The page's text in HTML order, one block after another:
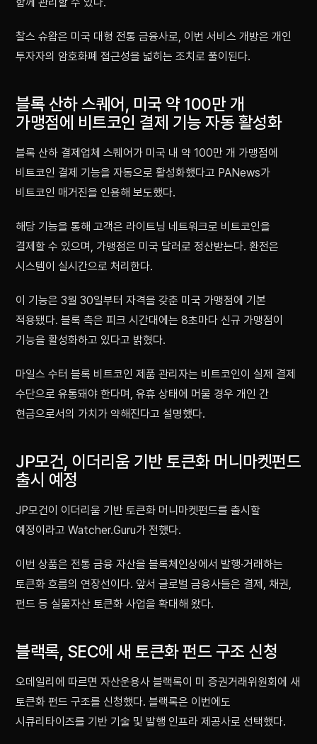
찰스 슈왑은 미국 대형 전통 금융사로, 이번 서비스 개방은 개인
투자자의 암호화폐 접근성을 넓히는 조치로 풀이된다.
블록 산하 스퀘어, 미국 약 100만 개
가맹점에 비트코인 결제 기능 자동 활성화
블록 산하 결제업체 스퀘어가 미국 내 약 100만 개 가맹점에
비트코인 결제 기능을 자동으로 활성화했다고 PANews가
비트코인 매거진을 인용해 보도했다.
해당 기능을 통해 고객은 라이트닝 네트워크로 비트코인을
결제할 수 있으며, 가맹점은 미국 달러로 정산받는다. 환전은
시스템이 실시간으로 처리한다.
이 기능은 3월 30일부터 자격을 갖춘 미국 가맹점에 기본
적용됐다. 블록 측은 피크 시간대에는 8초마다 신규 가맹점이
기능을 활성화하고 있다고 밝혔다.
마일스 수터 블록 비트코인 제품 관리자는 비트코인이 실제 결제
수단으로 유통돼야 한다며, 유휴 상태에 머물 경우 개인 간
현금으로서의 가치가 약해진다고 설명했다.
JP모건, 이더리움 기반 토큰화 머니마켓펀드
출시 예정
JP모건이 이더리움 기반 토큰화 머니마켓펀드를 출시할
예정이라고 Watcher.Guru가 전했다.
이번 상품은 전통 금융 자산을 블록체인상에서 발행·거래하는
토큰화 흐름의 연장선이다. 앞서 글로벌 금융사들은 결제, 채권,
펀드 등 실물자산 토큰화 사업을 확대해 왔다.
블랙록, SEC에 새 토큰화 펀드 구조 신청
오데일리에 따르면 자산운용사 블랙록이 미 증권거래위원회에 새
토큰화 펀드 구조를 신청했다. 블랙록은 이번에도
시큐리타이즈를 기반 기술 및 발행 인프라 제공사로 선택했다.